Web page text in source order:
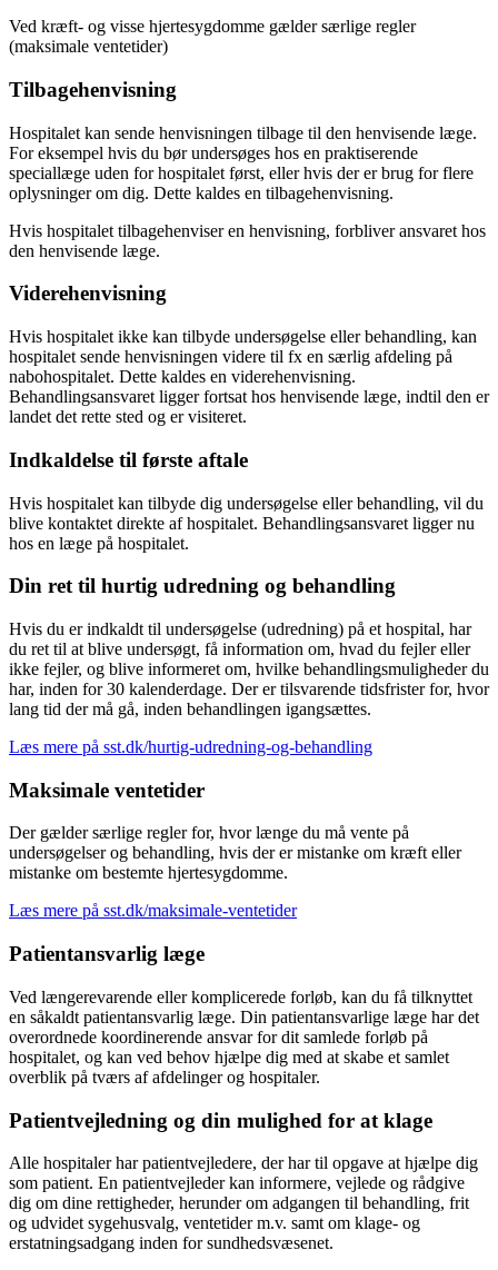
Ved kræft- og visse hjertesygdomme gælder særlige regler
(maksimale ventetider)
Tilbagehenvisning
Hospitalet kan sende henvisningen tilbage til den henvisende læge.
For eksempel hvis du bør undersøges hos en praktiserende
speciallæge uden for hospitalet først, eller hvis der er brug for flere
oplysninger om dig. Dette kaldes en tilbagehenvisning.
Hvis hospitalet tilbagehenviser en henvisning, forbliver ansvaret hos
den henvisende læge.
Viderehenvisning
Hvis hospitalet ikke kan tilbyde undersøgelse eller behandling, kan
hospitalet sende henvisningen videre til fx en særlig afdeling på
nabohospitalet. Dette kaldes en viderehenvisning.
Behandlingsansvaret ligger fortsat hos henvisende læge, indtil den er
landet det rette sted og er visiteret.
Indkaldelse til første aftale
Hvis hospitalet kan tilbyde dig undersøgelse eller behandling, vil du
blive kontaktet direkte af hospitalet. Behandlingsansvaret ligger nu
hos en læge på hospitalet.
Din ret til hurtig udredning og behandling
Hvis du er indkaldt til undersøgelse (udredning) på et hospital, har
du ret til at blive undersøgt, få information om, hvad du fejler eller
ikke fejler, og blive informeret om, hvilke behandlingsmuligheder du
har, inden for 30 kalenderdage. Der er tilsvarende tidsfrister for, hvor
lang tid der må gå, inden behandlingen igangsættes.
Læs mere på sst.dk/hurtig-udredning-og-behandling
Maksimale ventetider
Der gælder særlige regler for, hvor længe du må vente på
undersøgelser og behandling, hvis der er mistanke om kræft eller
mistanke om bestemte hjertesygdomme.
Læs mere på sst.dk/maksimale-ventetider
Patientansvarlig læge
Ved længerevarende eller komplicerede forløb, kan du få tilknyttet
en såkaldt patientansvarlig læge. Din patientansvarlige læge har det
overordnede koordinerende ansvar for dit samlede forløb på
hospitalet, og kan ved behov hjælpe dig med at skabe et samlet
overblik på tværs af afdelinger og hospitaler.
Patientvejledning og din mulighed for at klage
Alle hospitaler har patientvejledere, der har til opgave at hjælpe dig
som patient. En patientvejleder kan informere, vejlede og rådgive
dig om dine rettigheder, herunder om adgangen til behandling, frit
og udvidet sygehusvalg, ventetider m.v. samt om klage- og
erstatningsadgang inden for sundhedsvæsenet.